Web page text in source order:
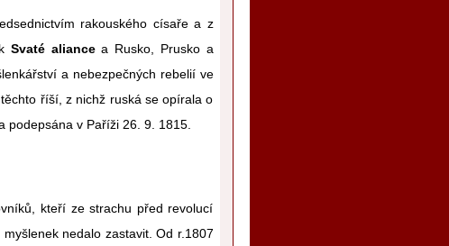
rakouského císaře a z
Svaté aliancea Rusko, Prusko a
a nebezpečných rebelií ve
říší, z nichž ruská se opírala o
podepsána v Paříži 26. 9. 1815.
kteří ze strachu před revolucí
nedalo zastavit. Od r.1807